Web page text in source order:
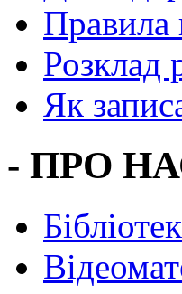
Правила
Розклад
Як
- ПРО